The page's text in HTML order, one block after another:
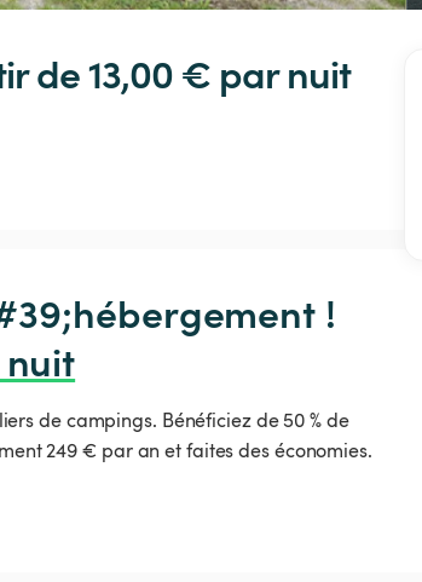
de 13,00 € par nuit
!
nuit
de campings. Bénéficiez de 50 % de
249 € par an et faites des économies.